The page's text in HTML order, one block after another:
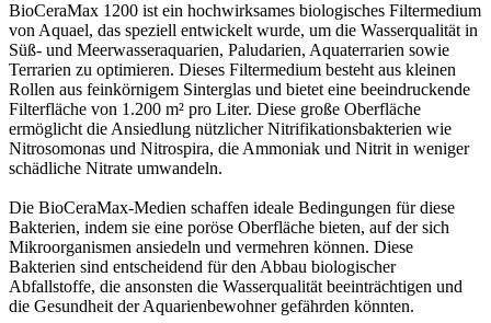
BioCeraMax 1200 ist ein hochwirksames biologisches Filtermedium
von Aquael, das speziell entwickelt wurde, um die Wasserqualität in
Süß- und Meerwasseraquarien, Paludarien, Aquaterrarien sowie
Terrarien zu optimieren. Dieses Filtermedium besteht aus kleinen
Rollen aus feinkörnigem Sinterglas und bietet eine beeindruckende
Filterfläche von 1.200 m² pro Liter. Diese große Oberfläche
ermöglicht die Ansiedlung nützlicher Nitrifikationsbakterien wie
Nitrosomonas und Nitrospira, die Ammoniak und Nitrit in weniger
schädliche Nitrate umwandeln.
Die BioCeraMax-Medien schaffen ideale Bedingungen für diese
Bakterien, indem sie eine poröse Oberfläche bieten, auf der sich
Mikroorganismen ansiedeln und vermehren können. Diese
Bakterien sind entscheidend für den Abbau biologischer
Abfallstoffe, die ansonsten die Wasserqualität beeinträchtigen und
die Gesundheit der Aquarienbewohner gefährden könnten.